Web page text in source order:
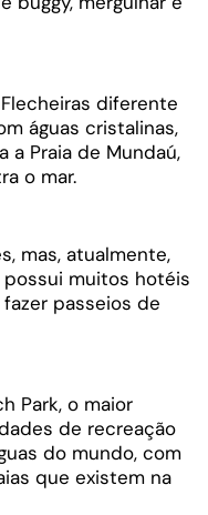
diferente
águas cristalinas,
a Praia de Mundaú,
o mar.
mas, atualmente,
muitos hotéis
passeios de
Park, o maior
de recreação
do mundo, com
que existem na